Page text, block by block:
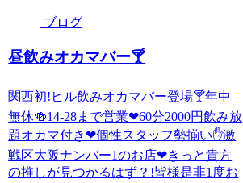
ブログ
昼飲みオカマバー🍸
関西初!ヒル飲みオカマバー登場🍸年中
無休🍻14-28まで営業❤60分2000円飲み放
題オカマ付き❤個性スタッフ勢揃い✋激
戦区大阪ナンバー1のお店❤きっと貴方
の推しが見つかるはず？!皆様是非1度お